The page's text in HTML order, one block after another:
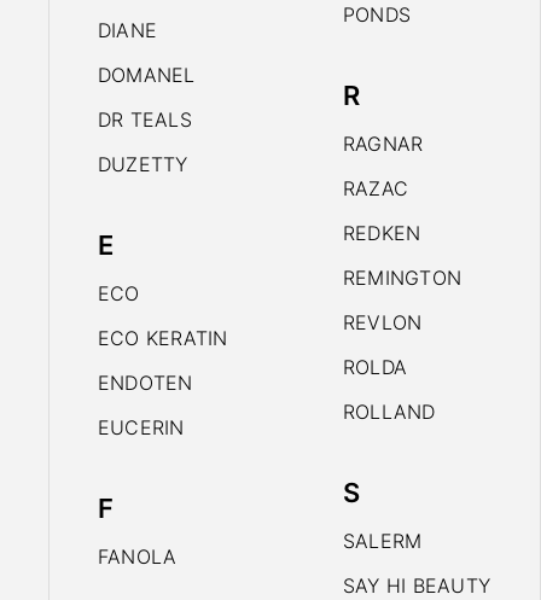
DIANE
DOMANEL
DR TEALS
DUZETTY
E
ECO
ECO KERATIN
ENDOTEN
EUCERIN
F
FANOLA
PONDS
R
RAGNAR
RAZAC
REDKEN
REMINGTON
REVLON
ROLDA
ROLLAND
S
SALERM
SAY HI BEAUTY